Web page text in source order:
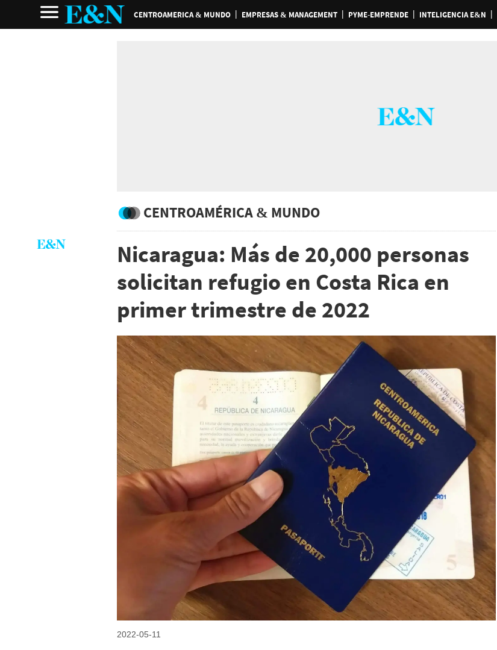
CENTROAMERICA & MUNDO EMPRESAS & MANAGEMENT PYME-EMPRENDE INTELIGENCIA E&N
CENTROAMÉRICA & MUNDO
Nicaragua: Más de 20,000 personas
solicitan refugio en Costa Rica en
primer trimestre de 2022
2022-05-11